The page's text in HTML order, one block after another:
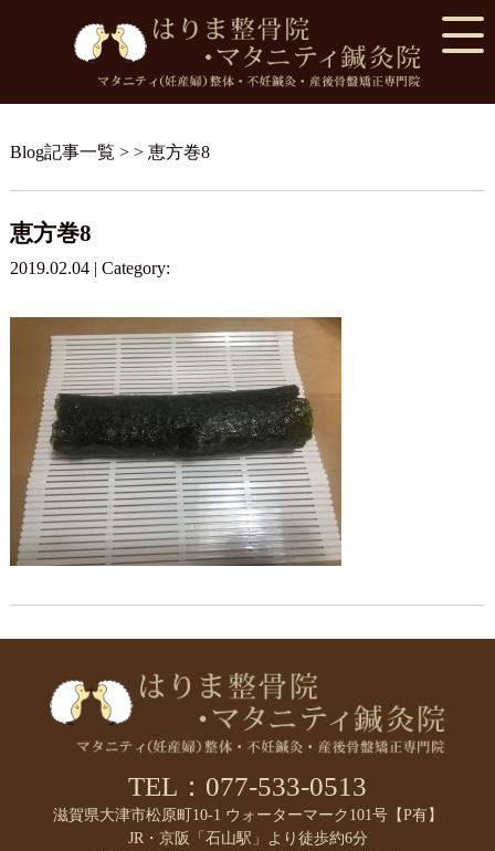
Blog記事一覧 > > 恵方巻8
恵方巻8
2019.02.04 | Category:
TEL：077-533-0513
滋賀県大津市松原町10-1 ウォーターマーク101号【P有】
JR・京阪「石山駅」より徒歩約6分